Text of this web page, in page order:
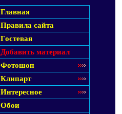
Главная
Правила сайта
Гостевая
Добавить материал
Фотошоп
Клипарт
Интересное
Обои